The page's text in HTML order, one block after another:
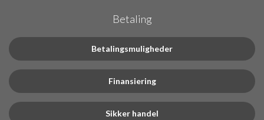
Betaling
Betalingsmuligheder
Finansiering
Sikker handel